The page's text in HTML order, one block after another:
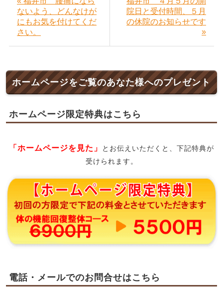
ないよう、どんなけが
にもお気を付けてくだ
さい。
院日と受付時間、５月
の休院のお知らせです
»
ホームページをご覧のあなた様へのプレゼント
ホームページ限定特典はこちら
「ホームページを見た」
とお伝えいただくと、下記特典が
受けられます。
電話・メールでのお問合せはこちら